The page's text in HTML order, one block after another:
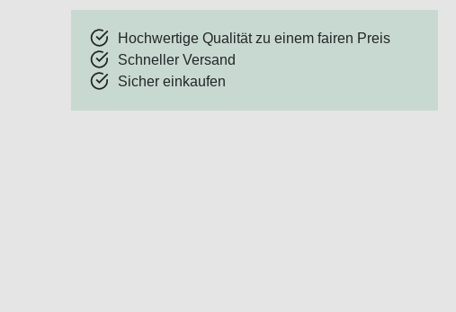
Hochwertige Qualität zu einem fairen Preis
Schneller Versand
Sicher einkaufen